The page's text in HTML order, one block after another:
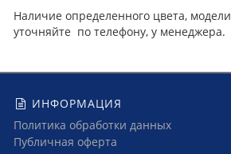
Наличие определенного цвета,
уточняйте по телефону, у менеджера.
ИНФОРМАЦИЯ
Политика обработки данных
Публичная оферта